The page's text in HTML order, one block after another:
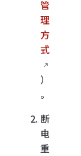
管
理
方
式
）
。
断
电
重